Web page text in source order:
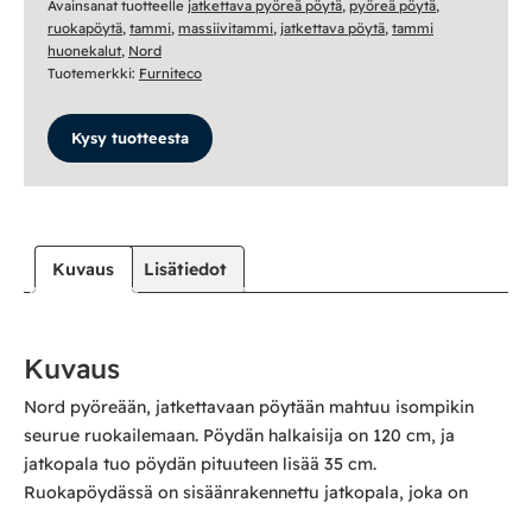
jatko
määrä
Avainsanat tuotteelle jatkettava pyöreä pöytä, pyöreä pöytä,
ruokapöytä, tammi, massiivitammi, jatkettava pöytä, tammi
huonekalut, Nord
Tuotemerkki: Furniteco
Kysy tuotteesta
Kuvaus Lisätiedot
Kuvaus
Nord pyöreään, jatkettavaan pöytään mahtuu isompikin
seurue ruokailemaan. Pöydän halkaisija on 120 cm, ja
jatkopala tuo pöydän pituuteen lisää 35 cm.
Ruokapöydässä on sisäänrakennettu jatkopala, joka on